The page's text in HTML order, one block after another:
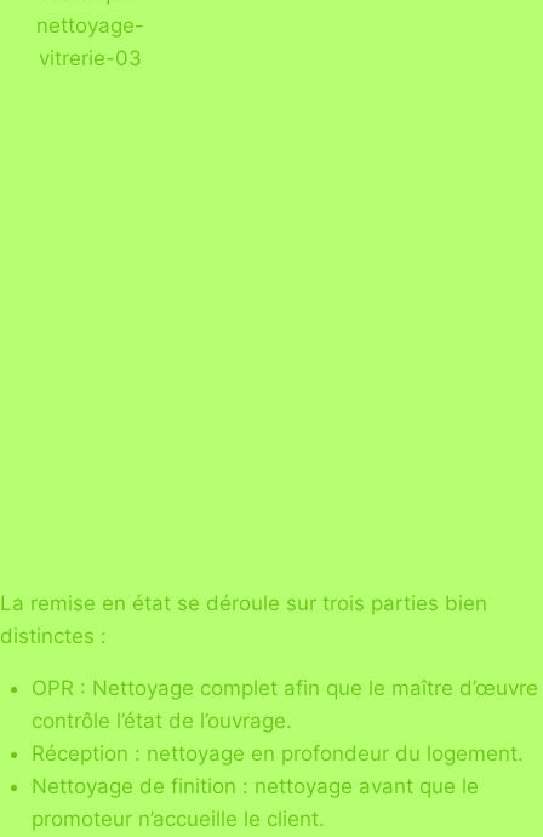
La remise en état se déroule sur trois parties bien
distinctes :
OPR : Nettoyage complet afin que le maître d’œuvre
contrôle l’état de l’ouvrage.
Réception : nettoyage en profondeur du logement.
Nettoyage de finition : nettoyage avant que le
promoteur n’accueille le client.